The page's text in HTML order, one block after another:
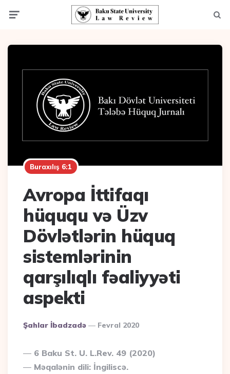
Buraxılış 6:1
Avropa İttifaqı
hüququ və Üzv
Dövlətlərin hüquq
sistemlərinin
qarşılıqlı fəaliyyəti
aspekti
Posted
By
Şahlar İbadzadə Fevral 2020
6 Baku St. U. L.Rev. 49 (2020)
Məqalənin dili: İngiliscə.